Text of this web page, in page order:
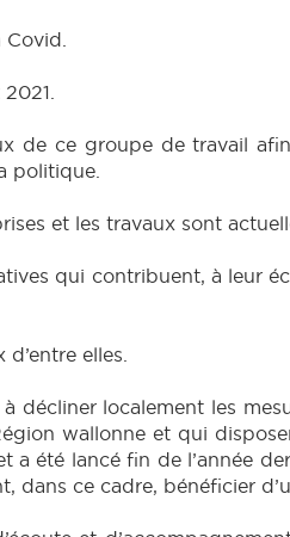
de ce groupe de travail
politique.
et les travaux sont
qui contribuent, à leur
elles.
décliner localement les
wallonne et qui
été lancé fin de l’année
ce cadre, bénéficier